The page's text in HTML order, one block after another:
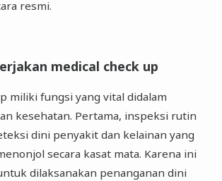
resmi.
medical check up
miliki fungsi yang vital didalam
kesehatan. Pertama, inspeksi rutin
dini penyakit dan kelainan yang
secara kasat mata. Karena ini
dilaksanakan penanganan dini